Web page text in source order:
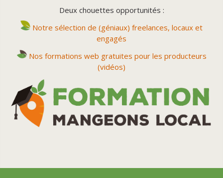
Deux chouettes opportunités :
Notre sélection de (géniaux) freelances, locaux et
engagés
Nos formations web gratuites pour les producteurs
(vidéos)